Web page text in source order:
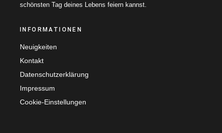
schönsten Tag deines Lebens feiern kannst.
INFORMATIONEN
Neuigkeiten
Kontakt
Datenschutzerklärung
Impressum
Cookie-Einstellungen